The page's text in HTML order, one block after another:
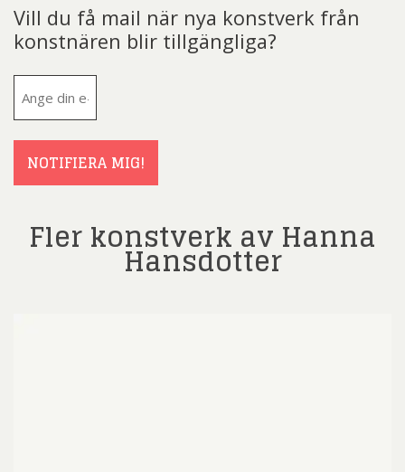
Vill du få mail när nya konstverk från
konstnären blir tillgängliga?
NOTIFIERA MIG!
Fler konstverk av Hanna
Hansdotter